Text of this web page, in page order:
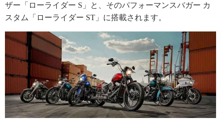
ザー「ローライダー S」と、そのパフォーマンスバガー カ
スタム「ローライダー ST」に搭載されます。